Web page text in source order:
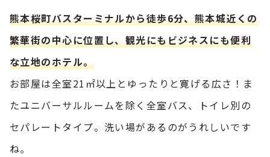
熊本桜町バスターミナルから徒歩6分、熊本城近くの
繁華街の中心に位置し、観光にもビジネスにも便利
な立地のホテル。
お部屋は全室21㎡以上とゆったりと寛げる広さ！ま
たユニバーサルルームを除く全室バス、トイレ別の
セパレートタイプ。洗い場があるのがうれしいです
ね。